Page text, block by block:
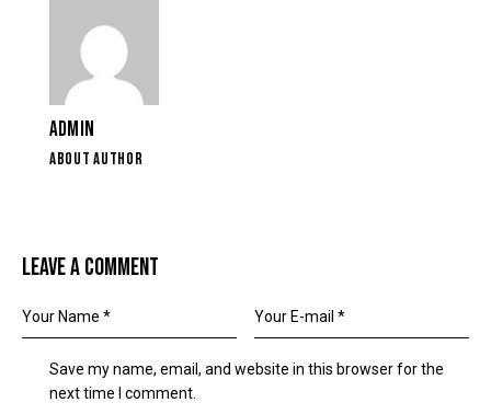
ADMIN
ABOUT AUTHOR
LEAVE A COMMENT
Save my name, email, and website in this browser for the
next time I comment.